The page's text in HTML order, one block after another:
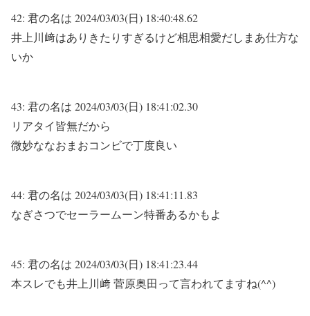
42: 君の名は 2024/03/03(日) 18:40:48.62
井上川﨑はありきたりすぎるけど相思相愛だしまあ仕方な
いか
43: 君の名は 2024/03/03(日) 18:41:02.30
リアタイ皆無だから
微妙ななおまおコンビで丁度良い
44: 君の名は 2024/03/03(日) 18:41:11.83
なぎさつでセーラームーン特番あるかもよ
45: 君の名は 2024/03/03(日) 18:41:23.44
本スレでも井上川﨑 菅原奥田って言われてますね(^^)